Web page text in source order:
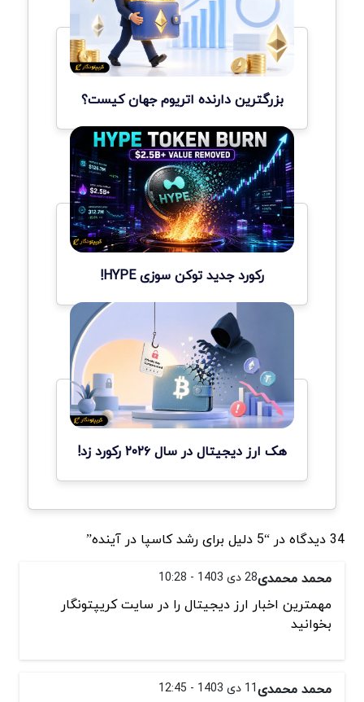
بزرگترین دارنده اتریوم جهان کیست؟
رکورد جدید توکن سوزی HYPE!
هک ارز دیجیتال در سال ۲۰۲۶ رکورد زد!
34 دیدگاه در “5 دلیل برای رشد کاسپا در آینده”
محمد محمدی28 دی 1403 - 10:28
مهمترین اخبار ارز دیجیتال را در سایت کریپتونگار
بخوانید
محمد محمدی11 دی 1403 - 12:45